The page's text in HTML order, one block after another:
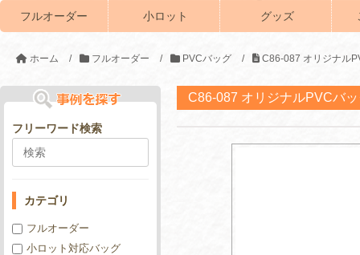
フルオーダー 小ロット グッズ
ホーム / フルオーダー / PVCバッグ / C86-087 オリジナル
C86-087 オリジナルPVCバ
フリーワード検索
カテゴリ
フルオーダー
小ロット対応バッグ